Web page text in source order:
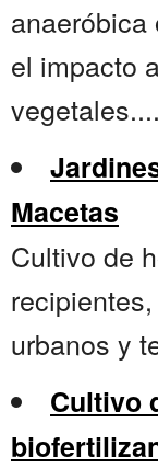
anaeróbica
el impacto
vegetales....
Macetas
Cultivo de
urbanos y
Cultivo